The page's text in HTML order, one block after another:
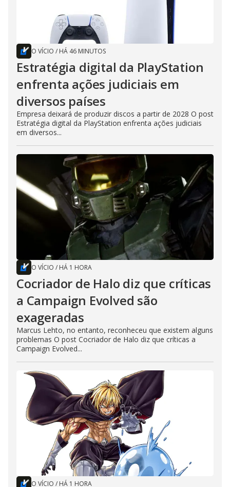
O VÍCIO / HÁ 46 MINUTOS
Estratégia digital da PlayStation
enfrenta ações judiciais em
diversos países
Empresa deixará de produzir discos a partir de 2028 O post
Estratégia digital da PlayStation enfrenta ações judiciais
em diversos...
O VÍCIO / HÁ 1 HORA
Cocriador de Halo diz que críticas
a Campaign Evolved são
exageradas
Marcus Lehto, no entanto, reconheceu que existem alguns
problemas O post Cocriador de Halo diz que críticas a
Campaign Evolved...
O VÍCIO / HÁ 1 HORA